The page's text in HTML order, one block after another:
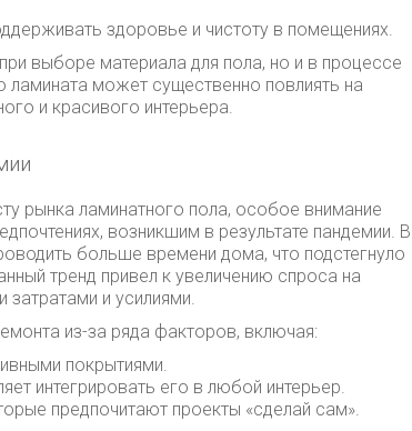
здоровье и чистоту в помещениях.
выборе материала для пола, но и в процессе
ламината может существенно повлиять на
и красивого интерьера.
рынка ламинатного пола, особое внимание
возникшим в результате пандемии. В
больше времени дома, что подстегнуло
тренд привел к увеличению спроса на
и усилиями.
из-за ряда факторов, включая:
покрытиями.
интегрировать его в любой интерьер.
предпочитают проекты «сделай сам».